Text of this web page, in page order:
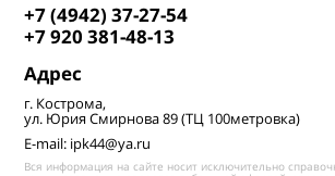
+7 (4942) 37-27-54
+7 920 381-48-13
Адрес
г. Кострома,
ул. Юрия Смирнова 89 (ТЦ 100метровка)
E-mail: ipk44@ya.ru
Вся информация на сайте носит исключительно